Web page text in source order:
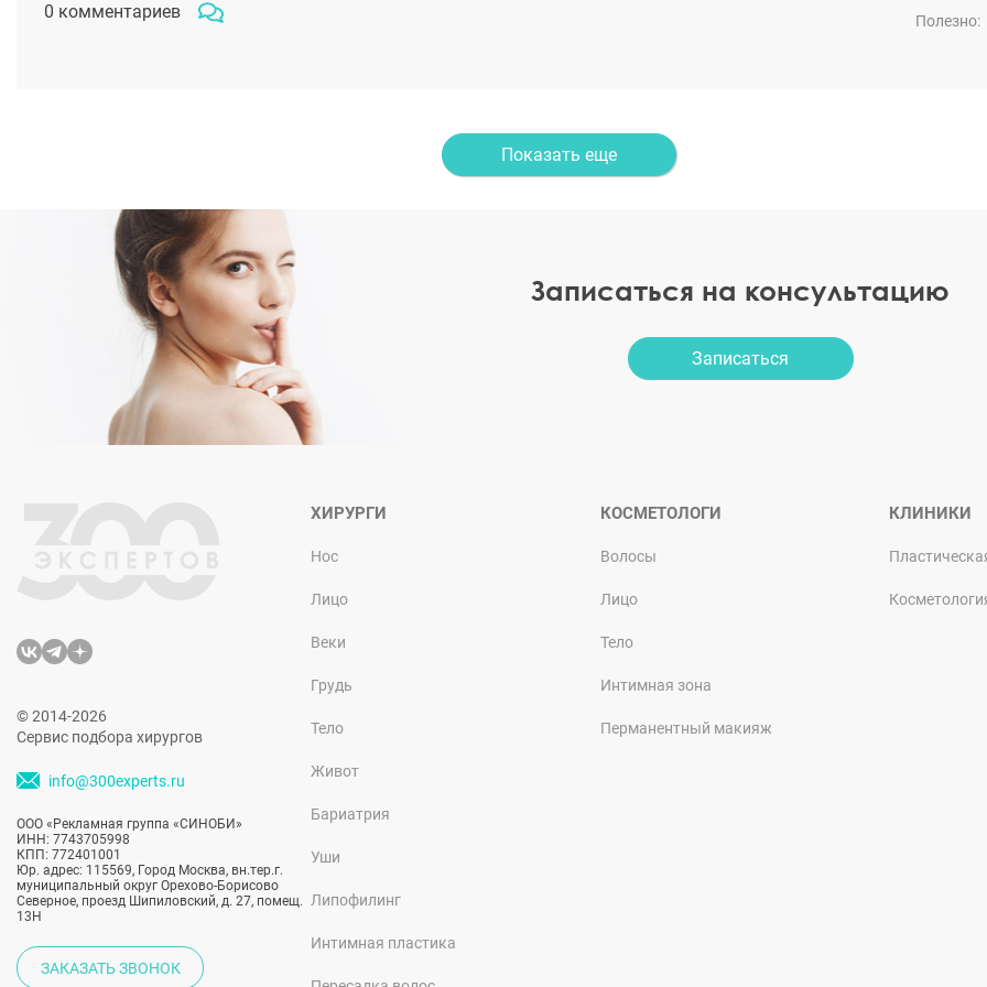
0 комментариев Полезно:
Показать еще
Записаться на консультацию
Записаться
© 2014-2026
Сервис подбора хирургов
info@300experts.ru
ООО «Рекламная группа «СИНОБИ»
ИНН: 7743705998
КПП: 772401001
Юр. адрес: 115569, Город Москва, вн.тер.г.
муниципальный округ Орехово-Борисово
Северное, проезд Шипиловский, д. 27, помещ.
13Н
ЗАКАЗАТЬ ЗВОНОК
ХИРУРГИ
Нос
Лицо
Веки
Грудь
Тело
Живот
Бариатрия
Уши
Липофилинг
Интимная пластика
КОСМЕТОЛОГИ
Волосы
Лицо
Тело
Интимная зона
Перманентный макияж
КЛИНИКИ